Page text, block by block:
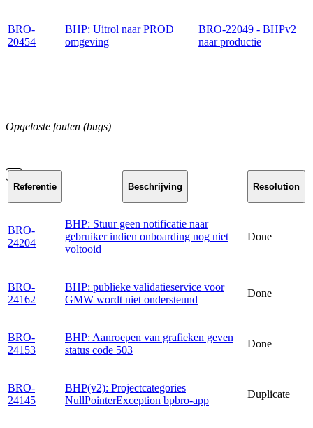
BRO-
20454
BHP: Uitrol naar PROD
omgeving
BRO-22049 - BHPv2
naar productie
Opgeloste fouten (bugs)
Referentie Beschrijving Resolution
BRO-
24204
BHP: Stuur geen notificatie naar
gebruiker indien onboarding nog niet
voltooid
Done
BRO-
24162
BHP: publieke validatieservice voor
GMW wordt niet ondersteund
Done
BRO-
24153
BHP: Aanroepen van grafieken geven
status code 503
Done
BRO-
24145
BHP(v2): Projectcategories
NullPointerException bpbro-app
Duplicate